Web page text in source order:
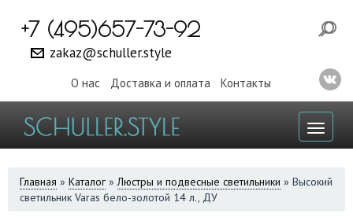
+7 (495)657-73-92
zakaz@schuller.style
О нас Доставка и оплата Контакты
ВЫ
ЗДЕСЬ
Главная » Каталог » Люстры и подвесные светильники » Высокий
светильник Varas бело-золотой 14 л., ДУ